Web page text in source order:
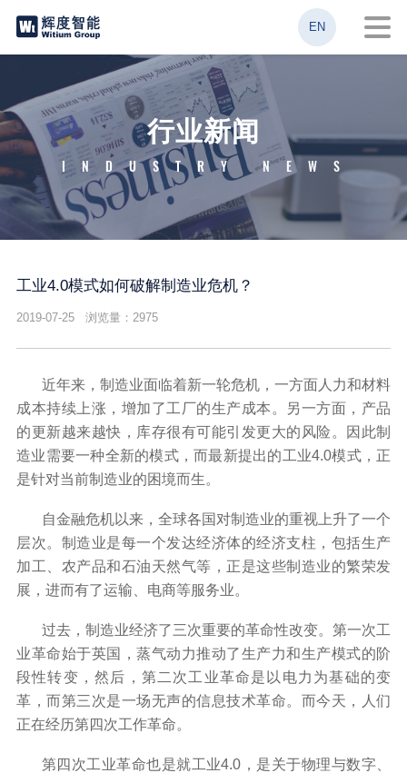
EN
行业新闻
INDUSTRY NEWS
工业4.0模式如何破解制造业危机？
2019-07-25 浏览量：2975
近年来，制造业面临着新一轮危机，一方面人力和材料
成本持续上涨，增加了工厂的生产成本。另一方面，产品
的更新越来越快，库存很有可能引发更大的风险。因此制
造业需要一种全新的模式，而最新提出的工业4.0模式，正
是针对当前制造业的困境而生。
自金融危机以来，全球各国对制造业的重视上升了一个
层次。制造业是每一个发达经济体的经济支柱，包括生产
加工、农产品和石油天然气等，正是这些制造业的繁荣发
展，进而有了运输、电商等服务业。
过去，制造业经济了三次重要的革命性改变。第一次工
业革命始于英国，蒸气动力推动了生产力和生产模式的阶
段性转变，然后，第二次工业革命是以电力为基础的变
革，而第三次是一场无声的信息技术革命。而今天，人们
正在经历第四次工作革命。
第四次工业革命也是就工业4.0 ，是关于物理与数字、